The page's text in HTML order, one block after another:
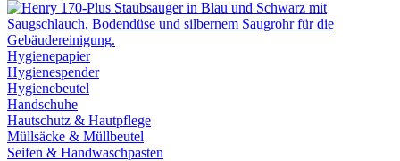
Hygienepapier
Hygienespender
Hygienebeutel
Handschuhe
Hautschutz & Hautpflege
Müllsäcke & Müllbeutel
Seifen & Handwaschpasten